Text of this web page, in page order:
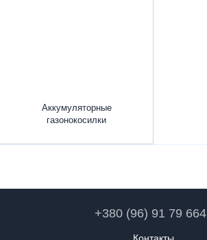
Аккумуляторные
газонокосилки
+380 (96) 91 79 664